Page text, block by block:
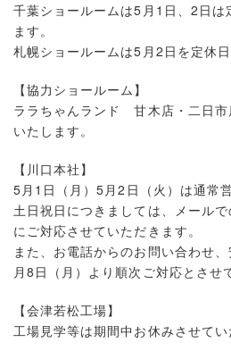
千葉ショールームは5月1日、2日は
ます。
札幌ショールームは5月2日を定休
【協力ショールーム】
ララちゃんランド 甘木店・二日市
いたします。
【川口本社】
5月1日（月）5月2日（火）は通常
土日祝日につきましては、メール
にご対応させていただきます。
また、お電話からのお問い合わせ
月8日（月）より順次ご対応とさせ
【会津若松工場】
工場見学等は期間中お休みさせてい